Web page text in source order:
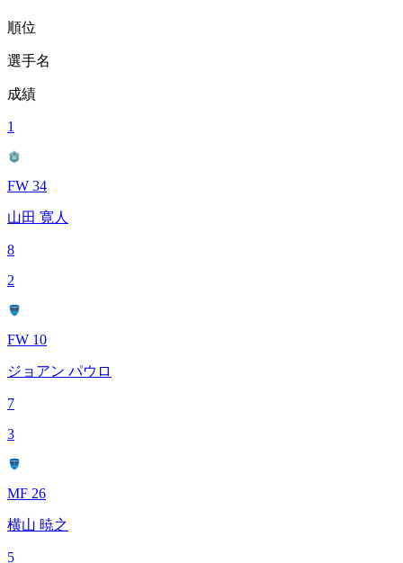
順位
選手名
成績
1
FW 34
山田 寛人
8
2
FW 10
ジョアン パウロ
7
3
MF 26
横山 暁之
5